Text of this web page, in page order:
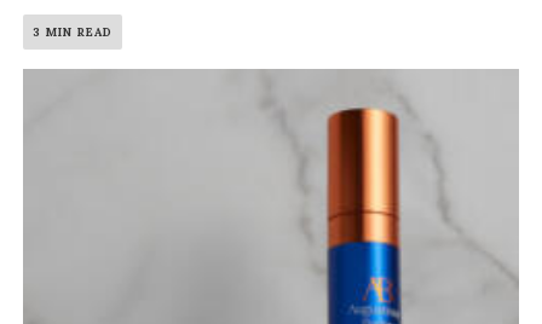
3 MIN READ